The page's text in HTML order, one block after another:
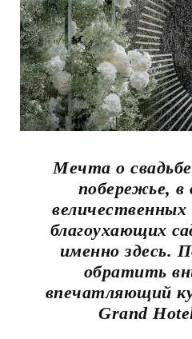
Мечта о
побережье,
благоухающих
именно здесь.
обратить
впечатляющий
Grand